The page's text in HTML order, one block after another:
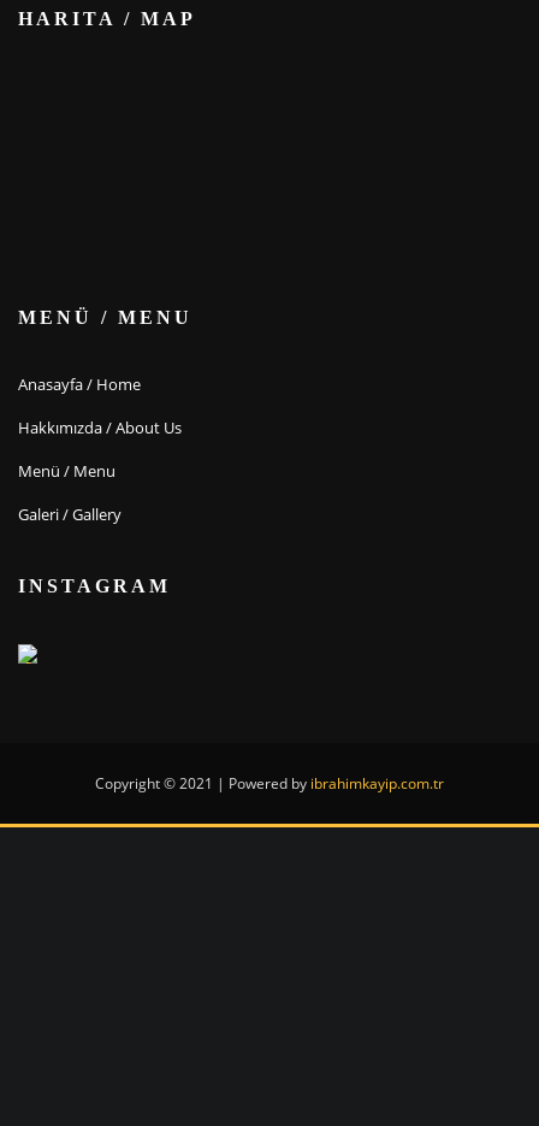
HARITA / MAP
MENÜ / MENU
Anasayfa / Home
Hakkımızda / About Us
Menü / Menu
Galeri / Gallery
INSTAGRAM
Copyright © 2021 | Powered by ibrahimkayip.com.tr